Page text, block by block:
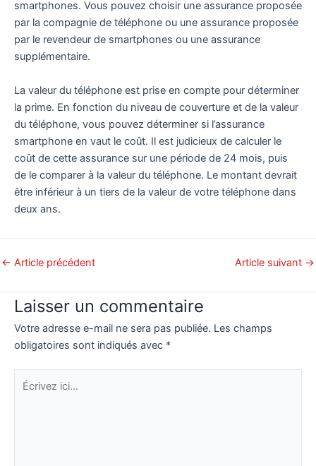
smartphones. Vous pouvez choisir une assurance proposée
par la compagnie de téléphone ou une assurance proposée
par le revendeur de smartphones ou une assurance
supplémentaire.
La valeur du téléphone est prise en compte pour déterminer
la prime. En fonction du niveau de couverture et de la valeur
du téléphone, vous pouvez déterminer si l’assurance
smartphone en vaut le coût. Il est judicieux de calculer le
coût de cette assurance sur une période de 24 mois, puis
de le comparer à la valeur du téléphone. Le montant devrait
être inférieur à un tiers de la valeur de votre téléphone dans
deux ans.
← Article précédent Article suivant →
Laisser un commentaire
Votre adresse e-mail ne sera pas publiée. Les champs
obligatoires sont indiqués avec *
Écrivez
ici…